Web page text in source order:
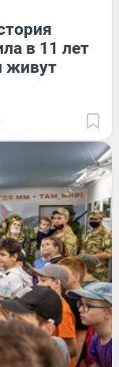
в 11 лет
живут